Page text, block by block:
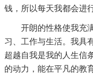
钱，所以每天我都会进
开朗的性格使我充
习、工作与生活。我具
超越自我是我的人生信
的动力，能在平凡的教